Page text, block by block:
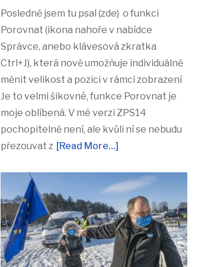
Posledně jsem tu psal (zde) o funkci
Porovnat (ikona nahoře v nabídce
Správce, anebo klávesová zkratka
Ctrl+J), která nově umožňuje individuálně
měnit velikost a pozici v rámci zobrazení
Je to velmi šikovné, funkce Porovnat je
moje oblíbená. V mé verzi ZPS14
pochopitelně není, ale kvůli ní se nebudu
přezouvat z [Read More…]